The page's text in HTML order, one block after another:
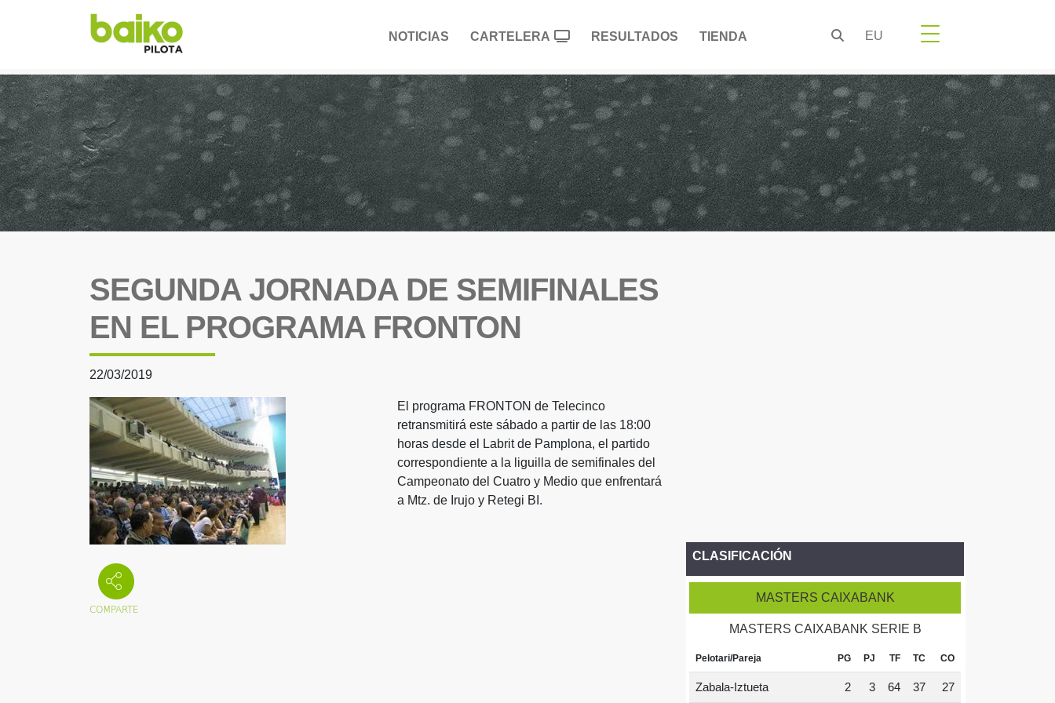
NOTICIAS CARTELERA RESULTADOS TIENDA EU
SEGUNDA JORNADA DE SEMIFINALES
EN EL PROGRAMA FRONTON
22/03/2019
El programa FRONTON de Telecinco
retransmitirá este sábado a partir de las 18:00
horas desde el Labrit de Pamplona, el partido
correspondiente a la liguilla de semifinales del
Campeonato del Cuatro y Medio que enfrentará
a Mtz. de Irujo y Retegi BI.
CLASIFICACIÓN
MASTERS CAIXABANK
MASTERS CAIXABANK SERIE B
Pelotari/Pareja PG PJ TF TC CO
Zabala-Iztueta 2 3 64 37 27